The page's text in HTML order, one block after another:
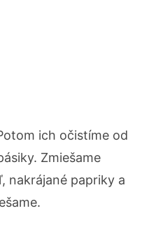
ich očistíme od
Zmiešame
nakrájané papriky a